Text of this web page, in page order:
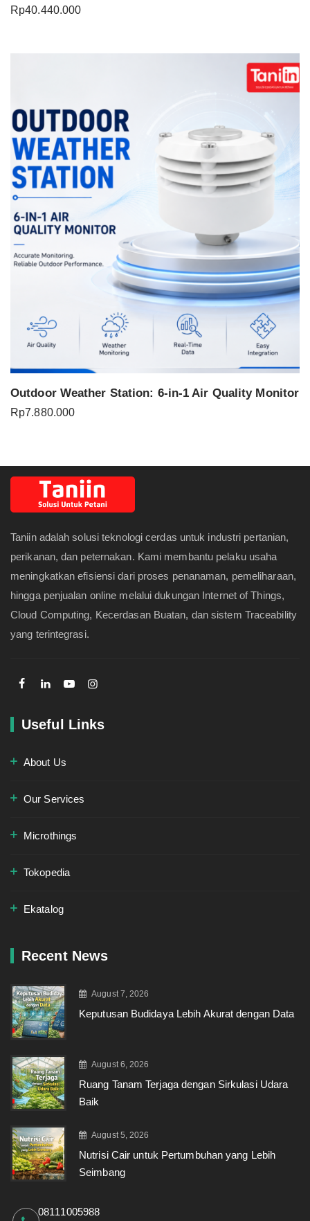
Rp40.440.000
Outdoor Weather Station: 6-in-1 Air Quality Monitor
Rp7.880.000
Taniin adalah solusi teknologi cerdas untuk industri pertanian,
perikanan, dan peternakan. Kami membantu pelaku usaha
meningkatkan efisiensi dari proses penanaman, pemeliharaan,
hingga penjualan online melalui dukungan Internet of Things,
Cloud Computing, Kecerdasan Buatan, dan sistem Traceability
yang terintegrasi.
Useful Links
About Us
Our Services
Microthings
Tokopedia
Ekatalog
Recent News
August 7, 2026
Keputusan Budidaya Lebih Akurat dengan Data
August 6, 2026
Ruang Tanam Terjaga dengan Sirkulasi Udara
Baik
August 5, 2026
Nutrisi Cair untuk Pertumbuhan yang Lebih
Seimbang
08111005988